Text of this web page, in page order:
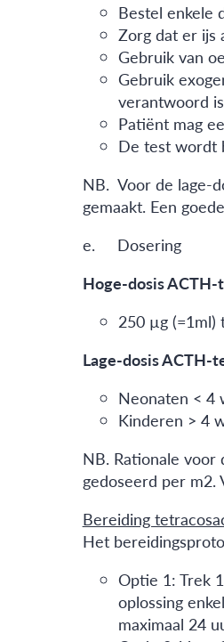
Bestel enkele
Zorg dat er ijs
Gebruik van
Gebruik
verantwoord
Patiënt mag
De test wordt
NB. Voor de lage-
gemaakt. Een
e. Dosering
Hoge-dosis
250 µg (=1ml)
Lage-dosis ACTH-
Neonaten < 4
Kinderen > 4
NB. Rationale
gedoseerd per m2.
Bereiding
Het
Optie 1: Trek
oplossing
maximaal 24